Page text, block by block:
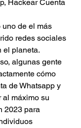
de el más
redes sociales
el planeta.
algunas gente
cómo
de Whatsapp y
al máximo su
2023 para